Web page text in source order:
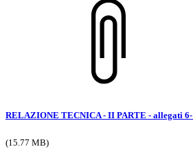
RELAZIONE TECNICA - II PARTE - allegati
(15.77 MB)